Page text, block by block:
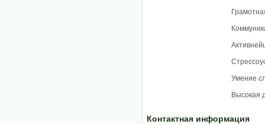
Умение
Высокая
Контактная информация